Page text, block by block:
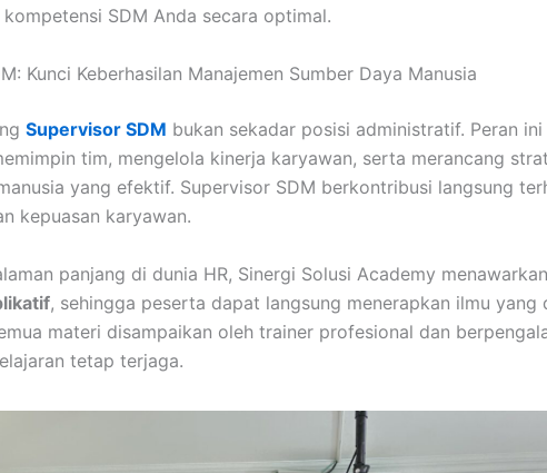
SDM Anda secara optimal.
Kunci Keberhasilan Manajemen Sumber Daya Manusia
Supervisor SDM bukan sekadar posisi administratif. Peran
tim, mengelola kinerja karyawan, serta merancang
yang efektif. Supervisor SDM berkontribusi langsung
kepuasan karyawan.
panjang di dunia HR, Sinergi Solusi Academy
, sehingga peserta dapat langsung menerapkan ilmu yang
materi disampaikan oleh trainer profesional dan
tetap terjaga.